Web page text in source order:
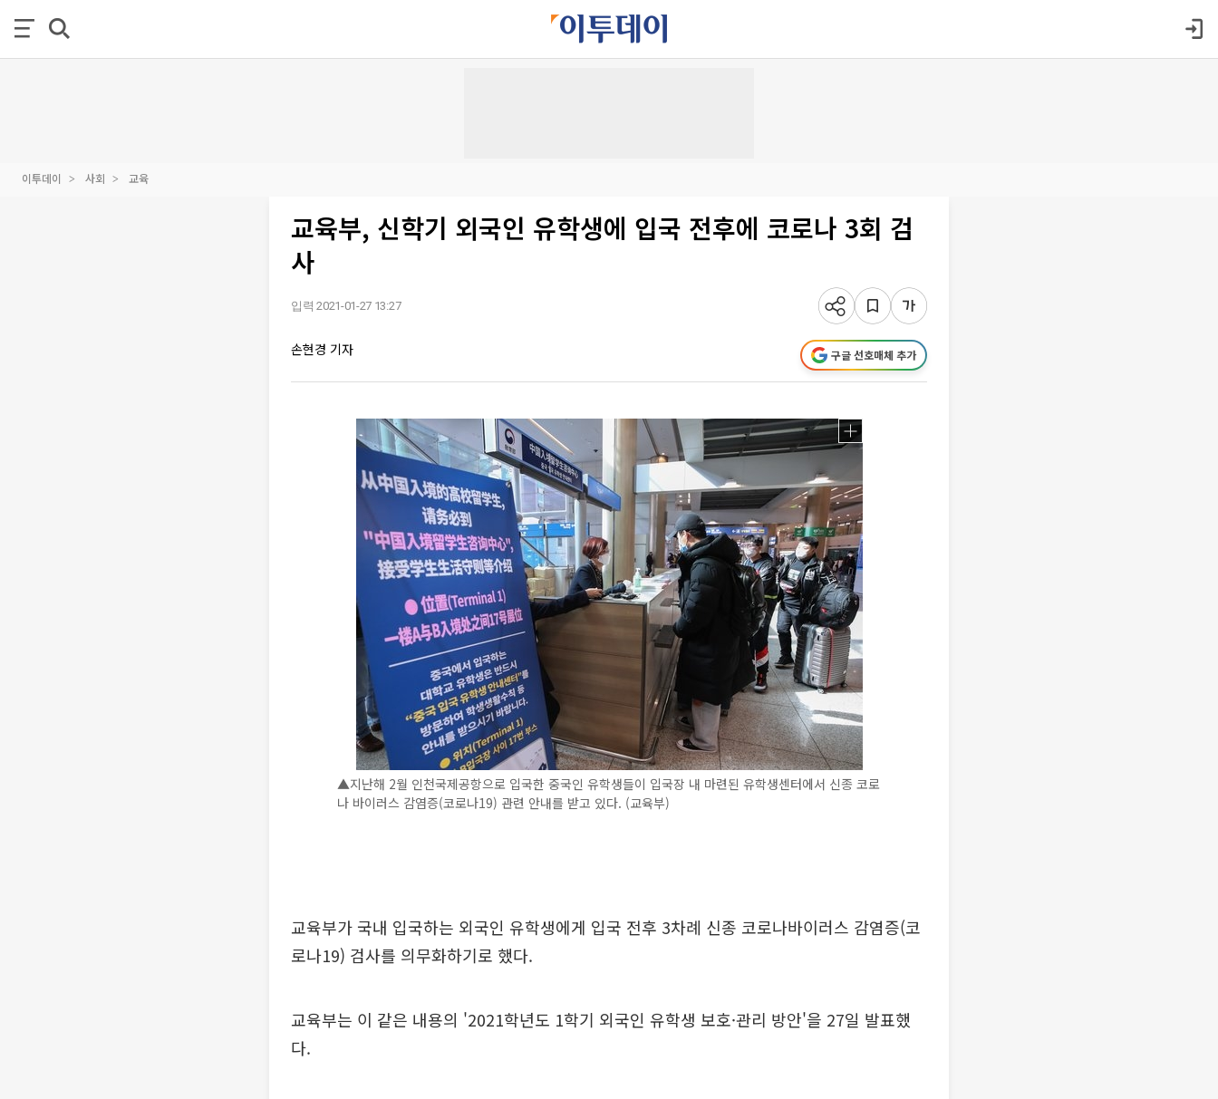
이투데이 사회 교육
교육부, 신학기 외국인 유학생에 입국 전후에 코로나 3회 검
사
입력 2021-01-27 13:27
손현경 기자 구글 선호매체 추가
▲지난해 2월 인천국제공항으로 입국한 중국인 유학생들이 입국장 내 마련된 유학생센터에서 신종 코로
나 바이러스 감염증(코로나19) 관련 안내를 받고 있다. (교육부)
교육부가 국내 입국하는 외국인 유학생에게 입국 전후 3차례 신종 코로나바이러스 감염증(코
로나19) 검사를 의무화하기로 했다.
교육부는 이 같은 내용의 '2021학년도 1학기 외국인 유학생 보호·관리 방안'을 27일 발표했
다.